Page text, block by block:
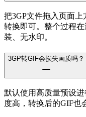
把3GP文件拖入页面
转换即可。整个过程
装、无水印。
3GP转GIF会损失画质吗？
默认使用高质量预设
度高，转换后的GIF也